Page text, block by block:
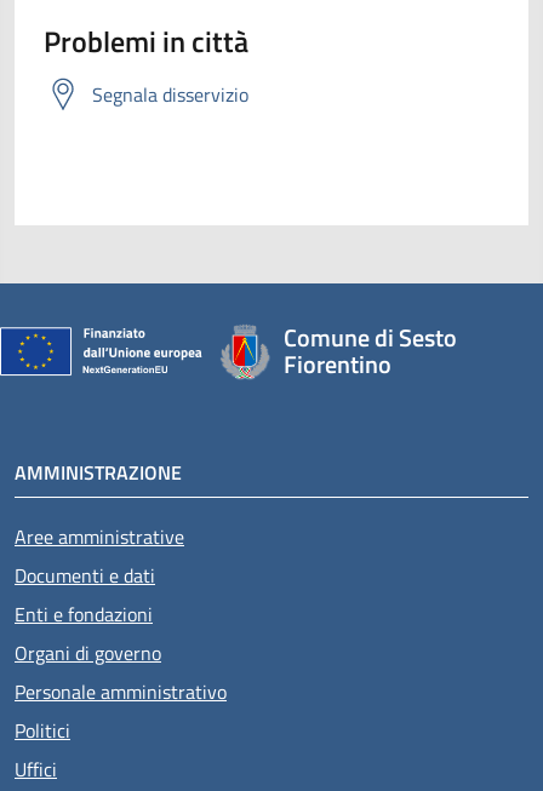
Problemi in città
Segnala disservizio
Comune di Sesto
Fiorentino
AMMINISTRAZIONE
Aree amministrative
Documenti e dati
Enti e fondazioni
Organi di governo
Personale amministrativo
Politici
Uffici